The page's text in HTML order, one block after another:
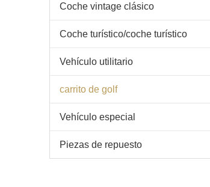
Coche vintage clásico
Coche turístico/coche turístico
Vehículo utilitario
carrito de golf
Vehículo especial
Piezas de repuesto